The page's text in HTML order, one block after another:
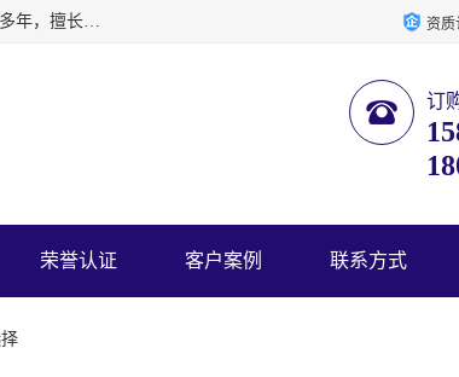
宁波飞纳得电器有限公司以工业电器为主导，集研发，制造，贸易，服务等功能于一体的科技型企业，专注电机保护多年，擅长单片机技术在工业控制、电力电子、汽车电子等领域的应用。主要产品有电机保护器，缺相保护器，相序保护器，电压电流表，浪涌保护器，温控器等我们的使命是通过系统的解决方案为客户创造高的价值，我们也热诚欢迎国内外客户来公司考察交流。 资质
订
荣誉认证 客户案例 联系方式